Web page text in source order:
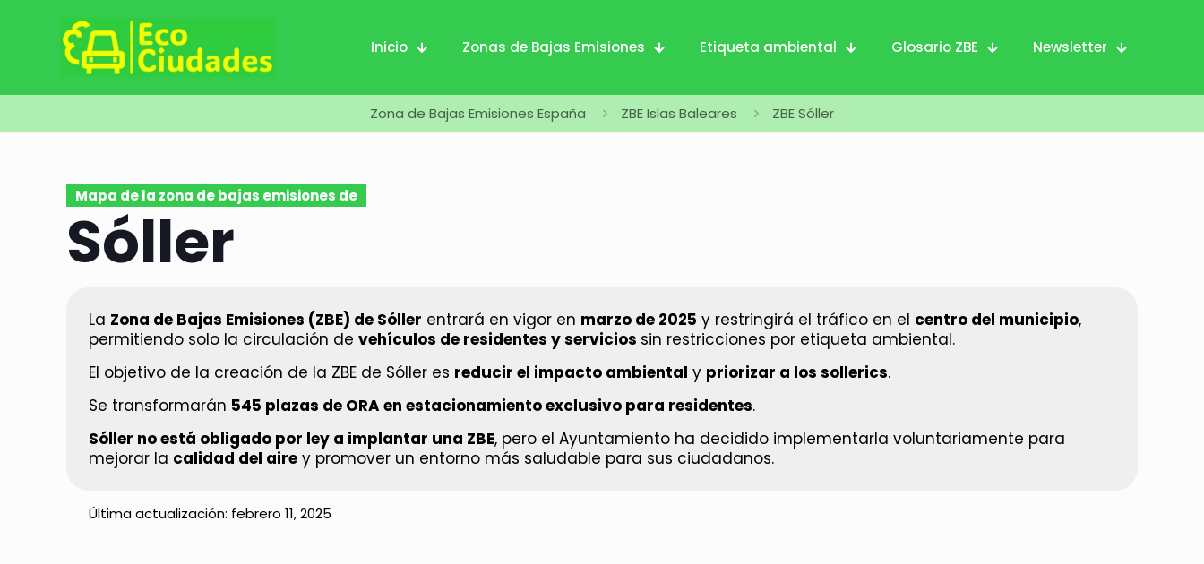
Inicio Zonas de Bajas Emisiones Etiqueta ambiental Glosario ZBE Newsletter
Zona de Bajas Emisiones España ZBE Islas Baleares ZBE Sóller
Mapa de la zona de bajas emisiones de
Sóller
La Zona de Bajas Emisiones (ZBE) de Sóller entrará en vigor en marzo de 2025 y restringirá el tráfico en el centro del municipio,
permitiendo solo la circulación de vehículos de residentes y servicios sin restricciones por etiqueta ambiental.
El objetivo de la creación de la ZBE de Sóller es reducir el impacto ambiental y priorizar a los sollerics.
Se transformarán 545 plazas de ORA en estacionamiento exclusivo para residentes.
Sóller no está obligado por ley a implantar una ZBE, pero el Ayuntamiento ha decidido implementarla voluntariamente para
mejorar la calidad del aire y promover un entorno más saludable para sus ciudadanos.
Última actualización: febrero 11, 2025